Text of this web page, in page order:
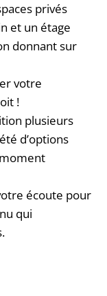
privés
et un étage
donnant sur
votre
!
plusieurs
d’options
écoute pour
qui